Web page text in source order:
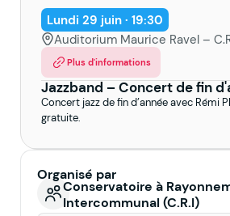
Lundi 29 juin · 19:30
Auditorium Maurice Ravel –
Plus d'informations
Jazzband – Concert de fin
Concert jazz de fin d’année avec Rémi
gratuite.
Organisé par
Conservatoire à
Intercommunal (C.R.I)